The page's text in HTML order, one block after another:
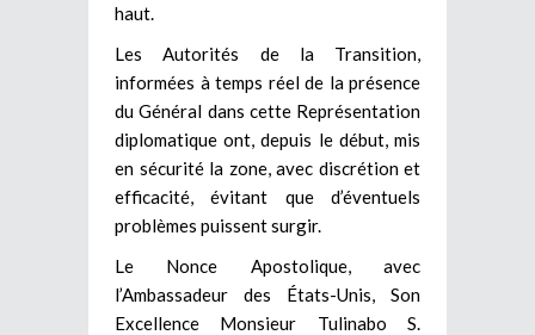
haut.
Les Autorités de la Transition,
informées à temps réel de la présence
du Général dans cette Représentation
diplomatique ont, depuis le début, mis
en sécurité la zone, avec discrétion et
efficacité, évitant que d’éventuels
problèmes puissent surgir.
Le Nonce Apostolique, avec
l’Ambassadeur des États-Unis, Son
Excellence Monsieur Tulinabo S.